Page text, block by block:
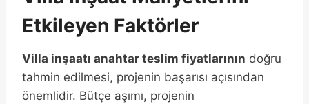
Etkileyen Faktörler
Villa inşaatı anahtar teslim fiyatlarının doğru
tahmin edilmesi, projenin başarısı açısından
önemlidir. Bütçe aşımı, projenin